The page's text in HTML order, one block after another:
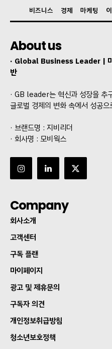
비즈니스 경제 마케팅
About us
· Global Business Leader | 미
반
· GB leader는 혁신과 성장을 추
글로벌 경제의 변화 속에서 성공
· 브랜드명 : 지비리더
· 회사명 : 모비웍스
Company
회사소개
고객센터
구독 플랜
마이페이지
광고 및 제휴문의
구독자 의견
개인정보취급방침
청소년보호정책